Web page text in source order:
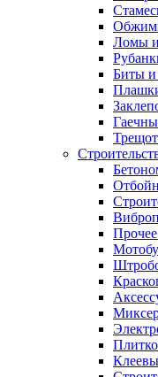
Ломы и
Биты и
Прочее